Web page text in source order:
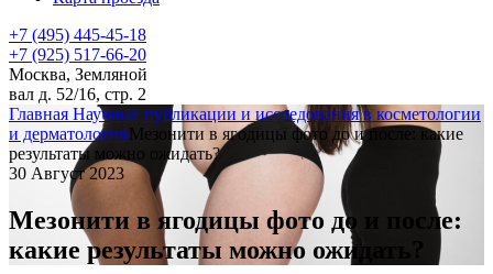
+7 (495) 445-45-18
+7 (925) 517-66-20
Москва, Земляной
вал д. 52/16, стр. 2
Главная Научные публикации и исследования в косметологии
и дерматологииМезонити в ягодицы фото до и после: какие
результаты можно ожидать?
30 Август 2023
Мезонити в ягодицы фото до и после:
какие результаты можно ожидать?